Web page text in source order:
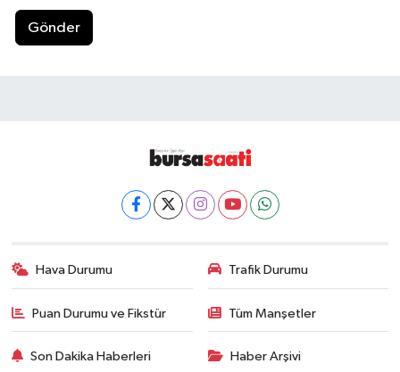
Gönder
Hava Durumu Trafik Durumu
Puan Durumu ve Fikstür Tüm Manşetler
Son Dakika Haberleri Haber Arşivi